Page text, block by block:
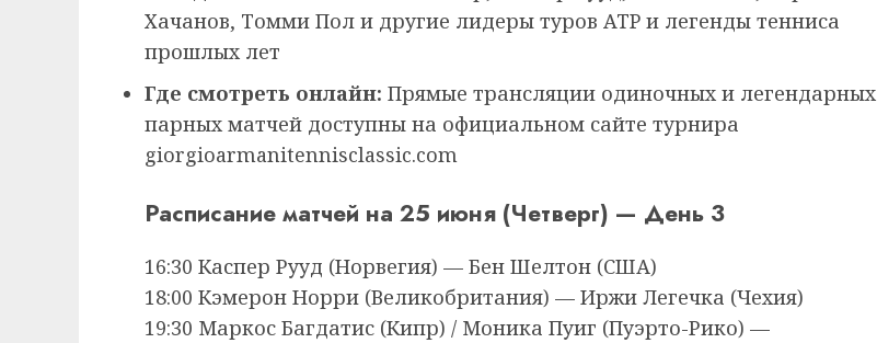
Хачанов, Томми Пол и другие лидеры туров ATP и легенды тенниса
прошлых лет
Где смотреть онлайн: Прямые трансляции одиночных и легендарных
парных матчей доступны на официальном сайте турнира
giorgioarmanitennisclassic.com
Расписание матчей на 25 июня (Четверг) — День 3
16:30 Каспер Рууд (Норвегия) — Бен Шелтон (США)
18:00 Кэмерон Норри (Великобритания) — Иржи Легечка (Чехия)
19:30 Маркос Багдатис (Кипр) / Моника Пуиг (Пуэрто-Рико) —